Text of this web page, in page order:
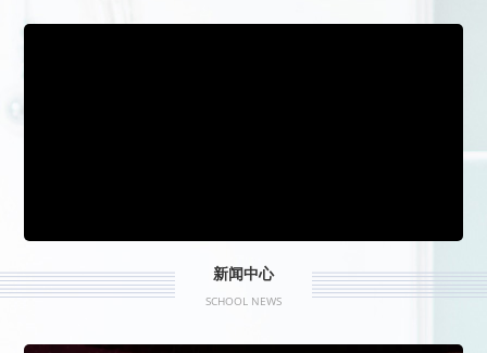
新闻中心
SCHOOL NEWS